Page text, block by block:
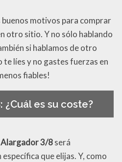
motivos para comprar
otro sitio. Y no sólo hablando
si hablamos de otro
líes y no gastes fuerzas en
fiables!
es su coste?
3/8será
que elijas. Y, como